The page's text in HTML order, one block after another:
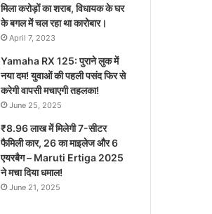
मिला करोड़ों का शराब, विधायक के घर
के बगल में चल रहा था कारोबार।
April 7, 2023
Yamaha RX 125: पुराने लुक में
नया दम! युवाओं की पहली पसंद फिर से
करेगी वापसी मचाएगी तहलका!
June 25, 2025
₹8.96 लाख में मिलेगी 7-सीटर
फैमिली कार, 26 का माइलेज और 6
एयरबैग – Maruti Ertiga 2025
ने मचा दिया धमाल!
June 21, 2025